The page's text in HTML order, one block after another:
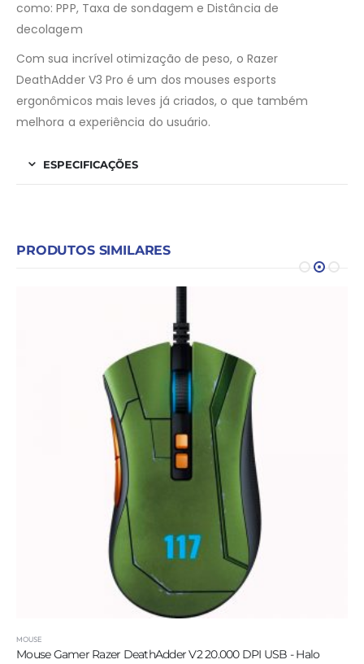
como: PPP, Taxa de sondagem e Distância de
decolagem
Com sua incrível otimização de peso, o Razer
DeathAdder V3 Pro é um dos mouses esports
ergonômicos mais leves já criados, o que também
melhora a experiência do usuário.
ESPECIFICAÇÕES
PRODUTOS SIMILARES
MOUSE
Mouse Gamer Razer DeathAdder V2 20.000 DPI USB - Halo